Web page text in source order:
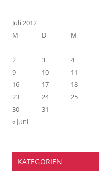
Juli 2012
M
D M
2
3 4
9
10 11
16
17 18
23
24 25
30
31
« Juni
KATEGORIEN